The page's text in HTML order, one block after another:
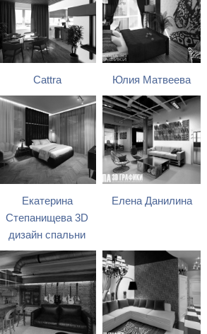
Cattra Юлия Матвеева
Екатерина
Степанищева 3D
дизайн спальни
Елена Данилина